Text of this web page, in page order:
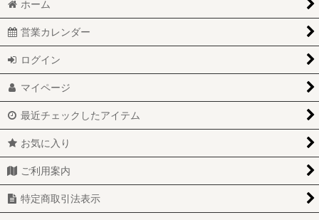
ホーム
営業カレンダー
ログイン
マイページ
最近チェックしたアイテム
お気に入り
ご利用案内
特定商取引法表示